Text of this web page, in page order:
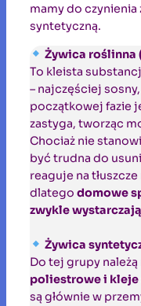
mamy do czynienia
syntetyczną.
Żywica roślinna
To kleista
– najczęściej
początkowej fazie
zastyga, tworząc
Chociaż nie
być trudna do
reaguje na
dlatego domowe
zwykle
Żywica
Do tej grupy należą
poliestrowe i kleje
są głównie w